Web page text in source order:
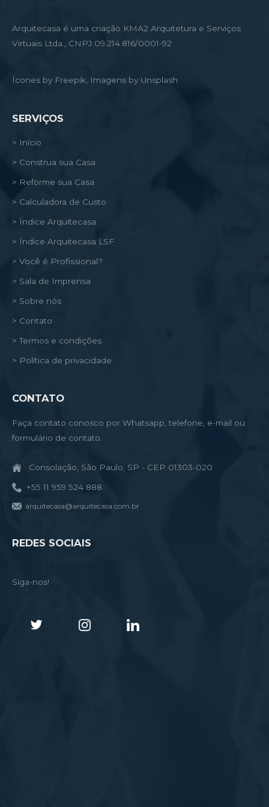
Arquitecasa é uma criação KMA2 Arquitetura e Serviços
Virtuais Ltda., CNPJ 09.214.816/0001-92
Ícones by Freepik, Imagens by Unsplash
SERVIÇOS
> Início
> Construa sua Casa
> Reforme sua Casa
> Calculadora de Custo
> Índice Arquitecasa
> Índice Arquitecasa LSF
> Você é Profissional?
> Sala de Imprensa
> Sobre nós
> Contato
> Termos e condições
> Política de privacidade
CONTATO
Faça contato conosco por Whatsapp, telefone, e-mail ou
formulário de contato.
Consolação, São Paulo, SP - CEP 01303-020
+55 11 959 524 888
arquitecasa@arquitecasa.com.br
REDES SOCIAIS
Siga-nos!